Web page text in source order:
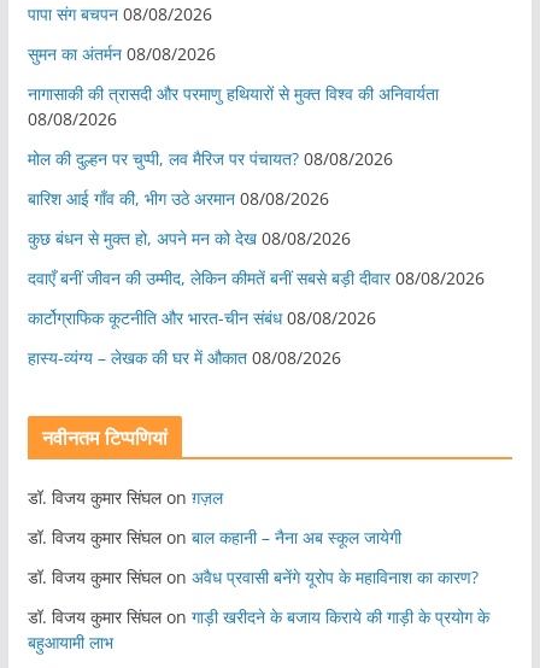
पापा संग बचपन 08/08/2026
सुमन का अंतर्मन 08/08/2026
नागासाकी की त्रासदी और परमाणु हथियारों से मुक्त विश्व की अनिवार्यता
08/08/2026
मोल की दुल्हन पर चुप्पी, लव मैरिज पर पंचायत? 08/08/2026
बारिश आई गाँव की, भीग उठे अरमान 08/08/2026
कुछ बंधन से मुक्त हो, अपने मन को देख 08/08/2026
दवाएँ बनीं जीवन की उम्मीद, लेकिन कीमतें बनीं सबसे बड़ी दीवार 08/08/2026
कार्टोग्राफिक कूटनीति और भारत-चीन संबंध 08/08/2026
हास्य-व्यंग्य – लेखक की घर में औकात 08/08/2026
नवीनतम टिप्पणियां
डॉ. विजय कुमार सिंघलon ग़ज़ल
डॉ. विजय कुमार सिंघलon बाल कहानी – नैना अब स्कूल जायेगी
डॉ. विजय कुमार सिंघलon अवैध प्रवासी बनेंगे यूरोप के महाविनाश का कारण?
डॉ. विजय कुमार सिंघलon गाड़ी खरीदने के बजाय किराये की गाड़ी के प्रयोग के
बहुआयामी लाभ